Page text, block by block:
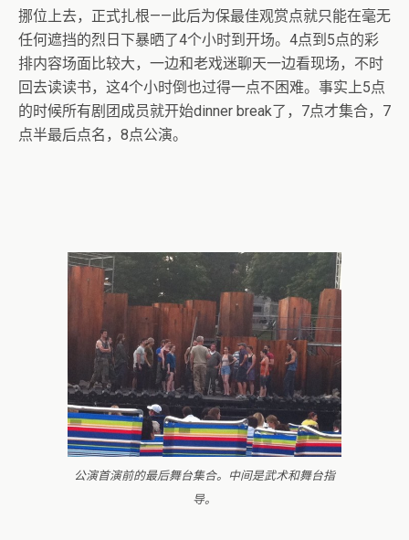
挪位上去，正式扎根——此后为保最佳观赏点就只能在毫无
任何遮挡的烈日下暴晒了4个小时到开场。4点到5点的彩
排内容场面比较大，一边和老戏迷聊天一边看现场，不时
回去读读书，这4个小时倒也过得一点不困难。事实上5点
的时候所有剧团成员就开始dinner break了，7点才集合，7
点半最后点名，8点公演。
公演首演前的最后舞台集合。中间是武术和舞台指
导。